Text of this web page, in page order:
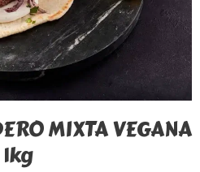
MIXTA VEGANA
1kg